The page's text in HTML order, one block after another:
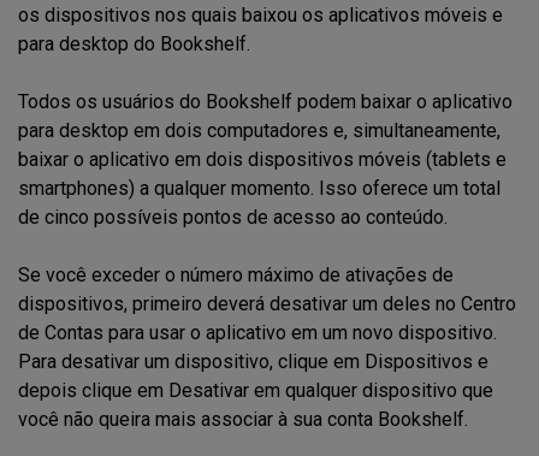
os dispositivos nos quais baixou os aplicativos móveis e
para desktop do Bookshelf.
Todos os usuários do Bookshelf podem baixar o aplicativo
para desktop em dois computadores e, simultaneamente,
baixar o aplicativo em dois dispositivos móveis (tablets e
smartphones) a qualquer momento. Isso oferece um total
de cinco possíveis pontos de acesso ao conteúdo.
Se você exceder o número máximo de ativações de
dispositivos, primeiro deverá desativar um deles no Centro
de Contas para usar o aplicativo em um novo dispositivo.
Para desativar um dispositivo, clique em Dispositivos e
depois clique em Desativar em qualquer dispositivo que
você não queira mais associar à sua conta Bookshelf.